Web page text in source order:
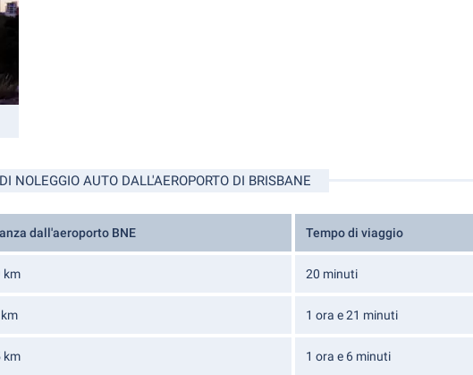
NOLEGGIO AUTO DALL'AEROPORTO DI BRISBANE
dall'aeroporto BNE Tempo di viaggio
km 20 minuti
1 ora e 21 minuti
km 1 ora e 6 minuti